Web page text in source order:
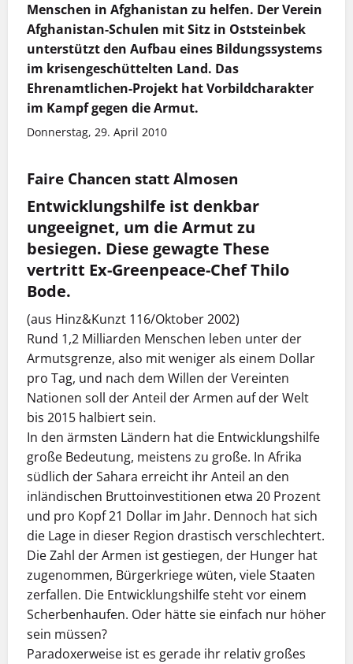
Menschen in Afghanistan zu helfen. Der Verein
Afghanistan-Schulen mit Sitz in Oststeinbek
unterstützt den Aufbau eines Bildungssystems
im krisengeschüttelten Land. Das
Ehrenamtlichen-Projekt hat Vorbildcharakter
im Kampf gegen die Armut.
Donnerstag, 29. April 2010
Faire Chancen statt Almosen
Entwicklungshilfe ist denkbar
ungeeignet, um die Armut zu
besiegen. Diese gewagte These
vertritt Ex-Greenpeace-Chef Thilo
Bode.
(aus Hinz&Kunzt 116/Oktober 2002)
Rund 1,2 Milliarden Menschen leben unter der
Armutsgrenze, also mit weniger als einem Dollar
pro Tag, und nach dem Willen der Vereinten
Nationen soll der Anteil der Armen auf der Welt
bis 2015 halbiert sein.
In den ärmsten Ländern hat die Entwicklungshilfe
große Bedeutung, meistens zu große. In Afrika
südlich der Sahara erreicht ihr Anteil an den
inländischen Bruttoinvestitionen etwa 20 Prozent
und pro Kopf 21 Dollar im Jahr. Dennoch hat sich
die Lage in dieser Region drastisch verschlechtert.
Die Zahl der Armen ist gestiegen, der Hunger hat
zugenommen, Bürgerkriege wüten, viele Staaten
zerfallen. Die Entwicklungshilfe steht vor einem
Scherbenhaufen. Oder hätte sie einfach nur höher
sein müssen?
Paradoxerweise ist es gerade ihr relativ großes